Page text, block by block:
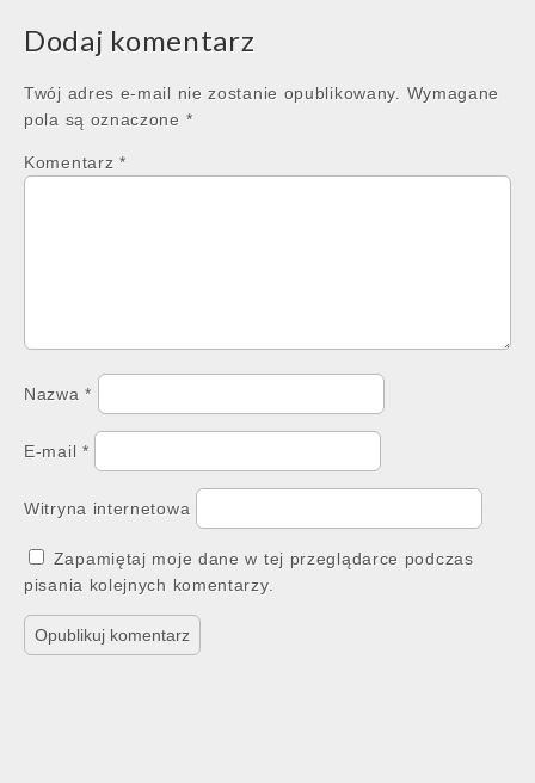
Dodaj komentarz
Twój adres e-mail nie zostanie opublikowany.
Wymagane
pola są oznaczone *
Komentarz *
Nazwa*
E-mail *
Witryna internetowa
Zapamiętaj moje dane w tej przeglądarce podczas
pisania kolejnych komentarzy.